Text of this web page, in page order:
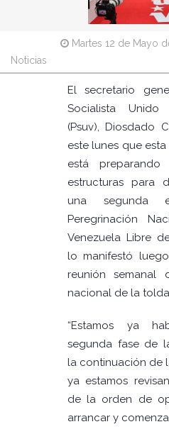
Martes 12 de Mayo
Noticias
El secretario
Socialista Unido
(Psuv), Diosdado
este lunes que
está
estructuras para
una segunda
Peregrinación
Venezuela Libre
lo manifestó
reunión semanal
nacional de la
“Estamos ya
segunda fase de
la continuación de
ya estamos
de la orden de
arrancar y